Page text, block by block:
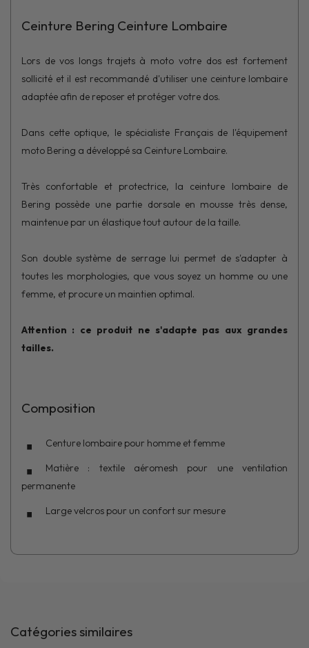
Ceinture Bering Ceinture Lombaire
Lors de vos longs trajets à moto votre dos est fortement
sollicité et il est recommandé d'utiliser une ceinture lombaire
adaptée afin de reposer et protéger votre dos.
Dans cette optique, le spécialiste Français de l'équipement
moto Bering a développé sa Ceinture Lombaire.
Très confortable et protectrice, la ceinture lombaire de
Bering possède une partie dorsale en mousse très dense,
maintenue par un élastique tout autour de la taille.
Son double système de serrage lui permet de s'adapter à
toutes les morphologies, que vous soyez un homme ou une
femme, et procure un maintien optimal.
Attention : ce produit ne s'adapte pas aux grandes
tailles.
Composition
Centure lombaire pour homme et femme
Matière : textile aéromesh pour une ventilation
permanente
Large velcros pour un confort sur mesure
Catégories similaires